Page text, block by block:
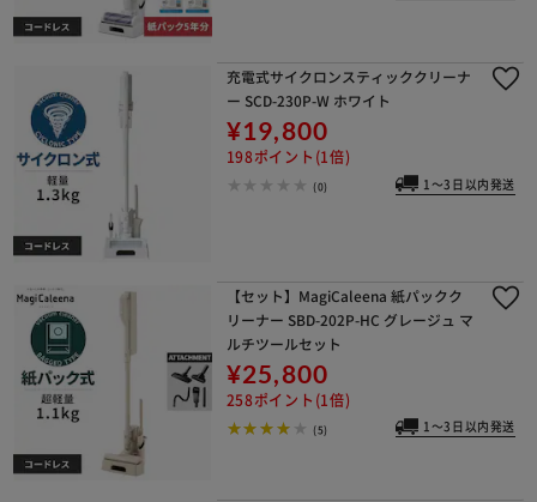
充電式サイクロンスティッククリーナ
ー SCD-230P-W ホワイト
¥19,800
198ポイント(1倍)
(0) 1～3日以内発送
【セット】MagiCaleena 紙パックク
リーナー SBD-202P-HC グレージュ マ
ルチツールセット
¥25,800
258ポイント(1倍)
(5) 1～3日以内発送